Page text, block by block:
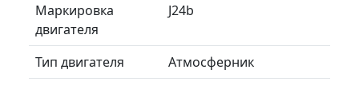
Маркировка
двигателя
J24b
Тип двигателя
Атмосферник